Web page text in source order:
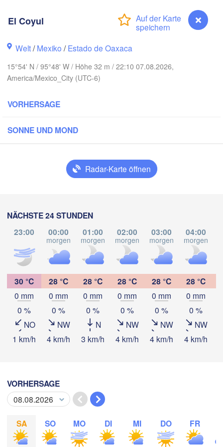
El Coyul
Welt/Mexiko /Estado de Oaxaca
15°54' N / 95°48' W / Höhe 32 m / 22:10 07.08.2026,
America/Mexico_City (UTC-6)
VORHERSAGE
SONNE UND MOND
Radar-Karte öffnen
NÄCHSTE 24 STUNDEN
23:00
00:00
morgen
01:00
morgen
02:00
morgen
03:00
morgen
04:00
morgen
30 °C
0 mm
0 %
NO
1 km/h
28 °C
0 mm
0 %
NW
4 km/h
28 °C
0 mm
0 %
N
3 km/h
28 °C
0 mm
0 %
NW
4 km/h
28 °C
0 mm
0 %
NW
4 km/h
28 °C
0 mm
0 %
NW
4 km/h
VORHERSAGE
SA SO MO DI MI DO FR
Temperatur
Mi
05. Aug
Do
06. Aug
Fr
07. Aug 08. Aug
:00 02:00 03:00 04:00 05 06 :00
App herunterladen
Ciudad Victoria
Tampico
Tapachula
Coatzacoalcos
Poza Rica
H